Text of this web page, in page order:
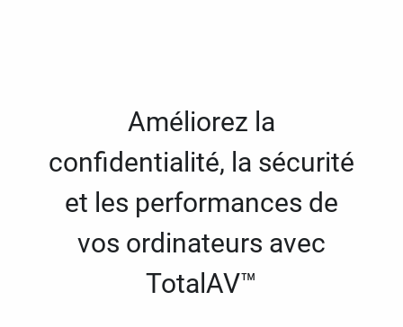
Améliorez la
confidentialité, la sécurité
et les performances de
vos ordinateurs avec
TotalAV™